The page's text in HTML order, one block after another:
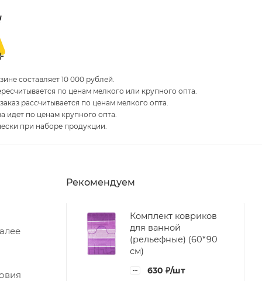
составляет 10 000 рублей.
по ценам мелкого или крупного опта.
рассчитывается по ценам мелкого опта.
идет по ценам крупного опта.
при наборе продукции.
Рекомендуем
Комплект ковриков
для ванной
(рельефные) (60*90
см)
630 ₽/шт